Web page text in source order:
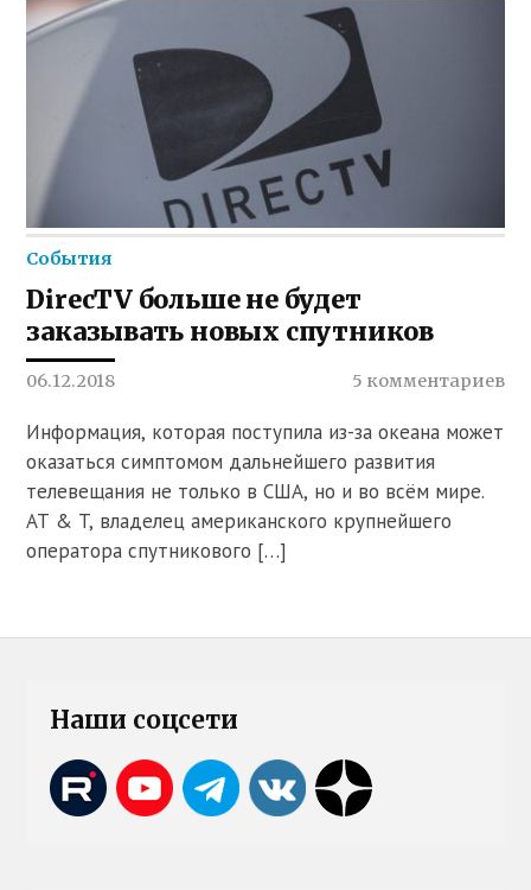
События
DirecTV больше не будет
заказывать новых спутников
06.12.2018 5 комментариев
Информация, которая поступила из-за океана может
оказаться симптомом дальнейшего развития
телевещания не только в США, но и во всём мире.
AT & T, владелец американского крупнейшего
оператора спутникового […]
Наши соцсети